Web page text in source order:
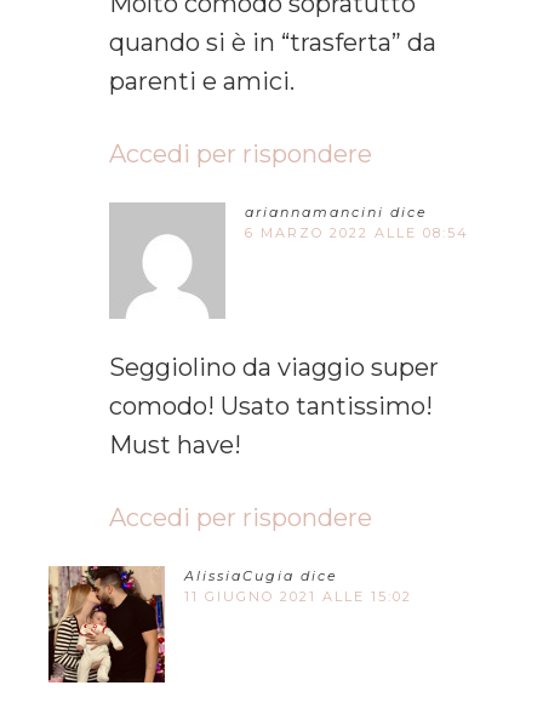
quando si è in “trasferta” da
parenti e amici.
Accedi per rispondere
ariannamancini dice
6 MARZO 2022 ALLE 08:54
Seggiolino da viaggio super
comodo! Usato tantissimo!
Must have!
Accedi per rispondere
AlissiaCugia dice
11 GIUGNO 2021 ALLE 15:02